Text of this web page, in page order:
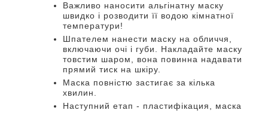
Важливо наносити альгінатну маску
швидко і розводити її водою кімнатної
температури!
Шпателем нанести маску на обличчя,
включаючи очі і губи. Накладайте маску
товстим шаром, вона повинна надавати
прямий тиск на шкіру.
Маска повністю застигає за кілька
хвилин.
Наступний етап - пластифікация, маска